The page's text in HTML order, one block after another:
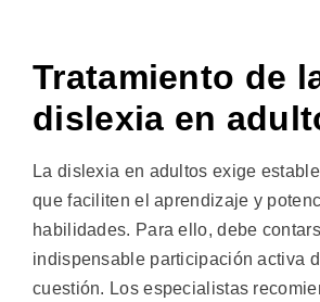
Tratamiento de
dislexia en
La dislexia en adultos exige
que faciliten el aprendizaje y
habilidades. Para ello, debe
indispensable participación activa
cuestión. Los especialistas